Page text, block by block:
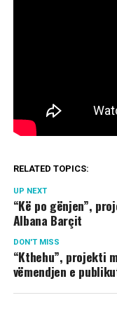
RELATED TOPICS:
UP NEXT
“Kë po gënjen”,
Albana Barçit
DON'T MISS
“Kthehu”, projekti
vëmendjen e